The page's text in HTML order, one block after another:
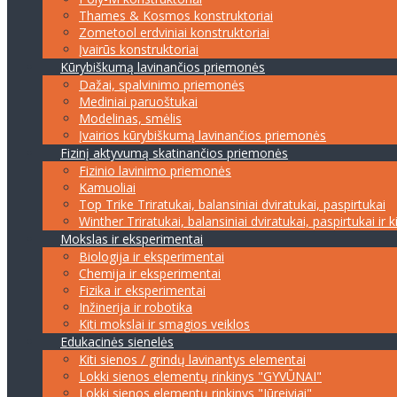
Thames & Kosmos konstruktoriai
Zometool erdviniai konstruktoriai
Įvairūs konstruktoriai
Kūrybiškumą lavinančios priemonės
Dažai, spalvinimo priemonės
Mediniai paruoštukai
Modelinas, smėlis
Įvairios kūrybiškumą lavinančios priemonės
Fizinį aktyvumą skatinančios priemonės
Fizinio lavinimo priemonės
Kamuoliai
Top Trike Triratukai, balansiniai dviratukai, paspirtukai
Winther Triratukai, balansiniai dviratukai, paspirtukai ir
Mokslas ir eksperimentai
Biologija ir eksperimentai
Chemija ir eksperimentai
Fizika ir eksperimentai
Inžinerija ir robotika
Kiti mokslai ir smagios veiklos
Edukacinės sienelės
Kiti sienos / grindų lavinantys elementai
Lokki sienos elementų rinkinys "GYVŪNAI"
Lokki sienos elementų rinkinys "Jūreiviai"